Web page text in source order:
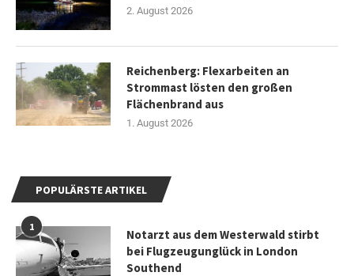
2. August 2026
Reichenberg: Flexarbeiten an
Strommast lösten den großen
Flächenbrand aus
1. August 2026
POPULÄRSTE ARTIKEL
1
Notarzt aus dem Westerwald stirbt
bei Flugzeugunglück in London
Southend